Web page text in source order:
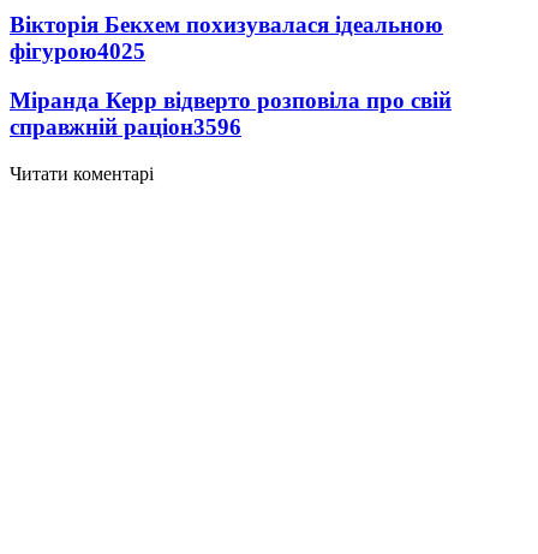
Вікторія Бекхем похизувалася ідеальною
фігурою4025
Міранда Керр відверто розповіла про свій
справжній раціон3596
Читати коментарі